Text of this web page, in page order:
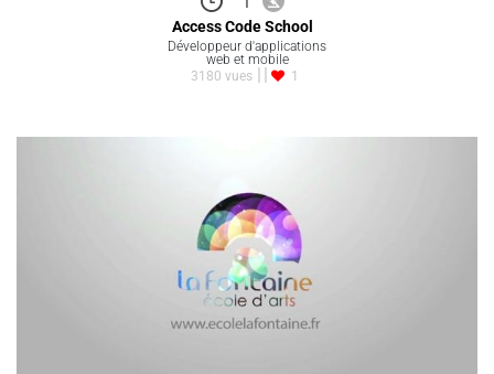
Access Code School
Développeur d'applications
web et mobile
3180 vues
1